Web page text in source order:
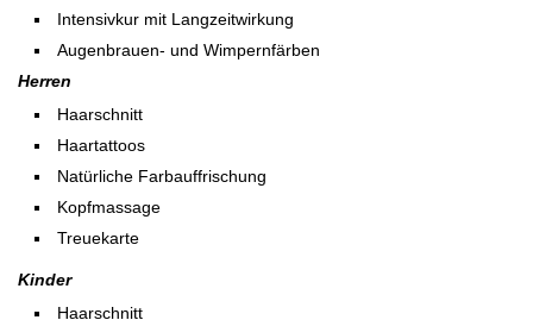
Intensivkur mit Langzeitwirkung
Augenbrauen- und Wimpernfärben
Herren
Haarschnitt
Haartattoos
Natürliche Farbauffrischung
Kopfmassage
Treuekarte
Kinder
Haarschnitt